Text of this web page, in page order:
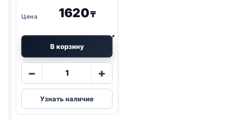
1620₸
В корзину
−
Количество
БАРС
ФОРТЕ
капли
+
Узнать наличие